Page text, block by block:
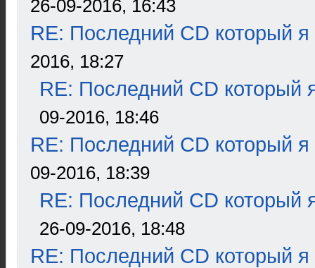
26-09-2016, 16:43
RE: Последний CD который я
2016, 18:27
RE: Последний CD который
09-2016, 18:46
RE: Последний CD который я
09-2016, 18:39
RE: Последний CD который
26-09-2016, 18:48
RE: Последний CD который я